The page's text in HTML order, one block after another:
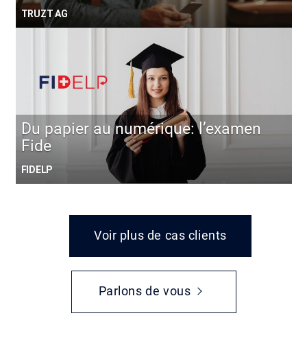
TRUZT AG
Du papier au numérique: l’examen
Fide
FIDELP
Voir plus de cas clients
Parlons de vous